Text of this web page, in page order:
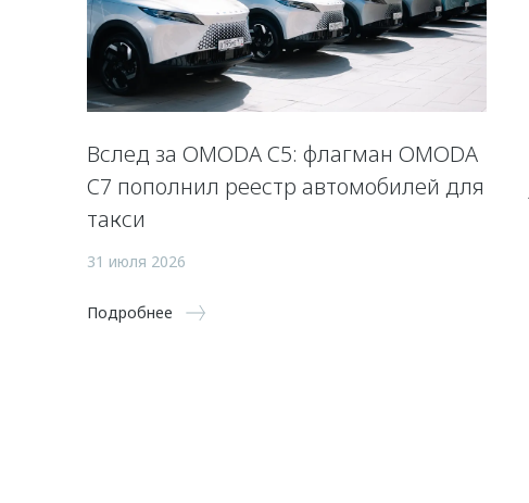
Вслед за OMODA C5: флагман OMODA
C7 пополнил реестр автомобилей для
такси
31 июля 2026
Подробнее